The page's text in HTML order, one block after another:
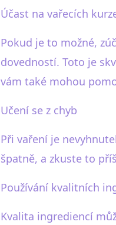
Účast na vařecích
Pokud je to možné,
dovedností. Toto je
vám také mohou
Učení se z chyb
Při vaření je
špatně, a zkuste to
Používání kvalitních
Kvalita ingrediencí